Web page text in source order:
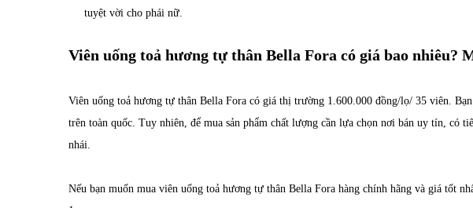
tuyệt vời cho phái nữ.
Viên uống toả hương tự thân Bella Fora có giá bao nhiêu?
Viên uống toả hương tự thân Bella Fora có giá thị trường 1.600.000 đồng/lọ/ 35 viên.
trên toàn quốc. Tuy nhiên, để mua sản phẩm chất lượng cần lựa chọn nơi bán uy tín, có
nhái.
Nếu bạn muốn mua viên uống toả hương tự thân Bella Fora hàng chính hãng và giá tốt